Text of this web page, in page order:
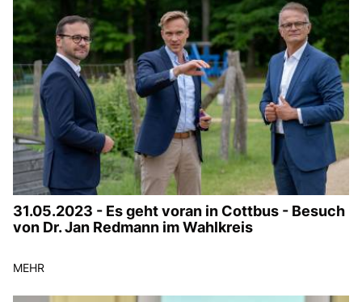
31.05.2023 - Es geht voran in Cottbus - Besuch
von Dr. Jan Redmann im Wahlkreis
MEHR